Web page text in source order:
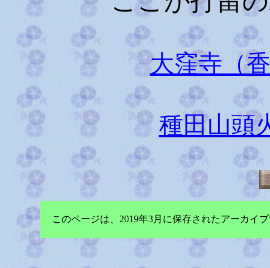
大窪寺（
種田山頭
このページは、2019年3月に保存されたアーカイ